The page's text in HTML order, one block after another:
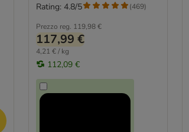
Prezzo reg. 119,98 €
117,99 €
4,21 € / kg
112,09 €
Rating: 4.8/5 (469)